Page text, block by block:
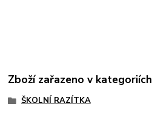
Zboží zařazeno v kategoriích
ŠKOLNÍ RAZÍTKA